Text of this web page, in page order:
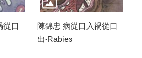
從口
陳錦忠 病從口入禍從口
出-Rabies